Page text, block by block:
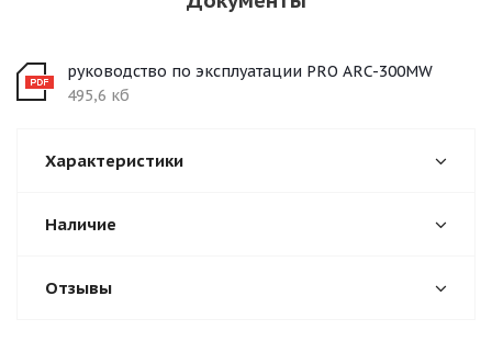
руководство по эксплуатации PRO ARC-300MW
495,6 кб
Характеристики
Наличие
Отзывы